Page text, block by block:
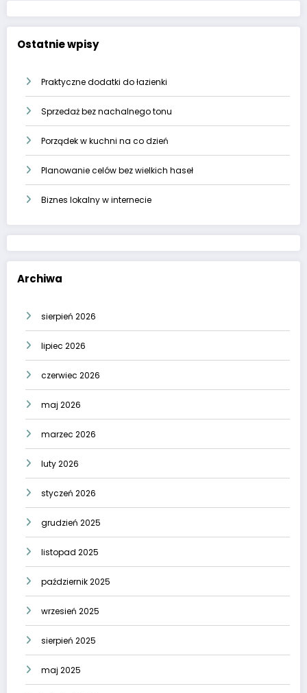
Ostatnie wpisy
Praktyczne dodatki do łazienki
Sprzedaż bez nachalnego tonu
Porządek w kuchni na co dzień
Planowanie celów bez wielkich haseł
Biznes lokalny w internecie
Archiwa
sierpień 2026
lipiec 2026
czerwiec 2026
maj 2026
marzec 2026
luty 2026
styczeń 2026
grudzień 2025
listopad 2025
październik 2025
wrzesień 2025
sierpień 2025
maj 2025